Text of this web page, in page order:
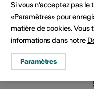
Domaine
Si vous n’acceptez pas
«Paramètres» pour
matière de cookies. Vous
informations dans notre
Paramètres